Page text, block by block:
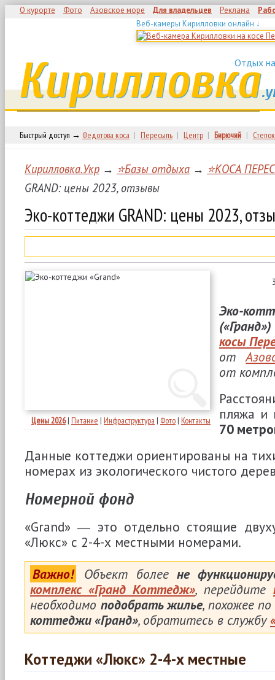
О курорте Фото Азовское море Для владельцев Реклама
Веб-камеры Кирилловки онлайн ↓
Отдых
Кирилловка
Быстрый доступ → Федотова коса | Пересыпь | Центр | Бирючий | Степок
Кирилловка.Укр → ⭐Базы отдыха → ⭐КОСА
GRAND: цены 2023, отзывы
Эко-коттеджи GRAND: цены 2023,
Цены 2026| Питание | Инфраструктура | Фото | Контакты
Эко-
(«Гранд»)
косы
от
от
пляжа
70
Данные коттеджи ориентированы на
номерах из экологического чистого
Номерной фонд
«Grand» ― это отдельно стоящие
«Люкс» с 2-4-х местными номерами.
Важно!
Объект болеене
комплекс «Гранд Коттедж», перейдите
необходимо подобрать жилье, похожее
коттеджи «Гранд», обратитесь в службу
Коттеджи «Люкс» 2-4-х местные